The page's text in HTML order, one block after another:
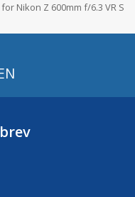
Nikon Z 600mm f/6.3 VR S